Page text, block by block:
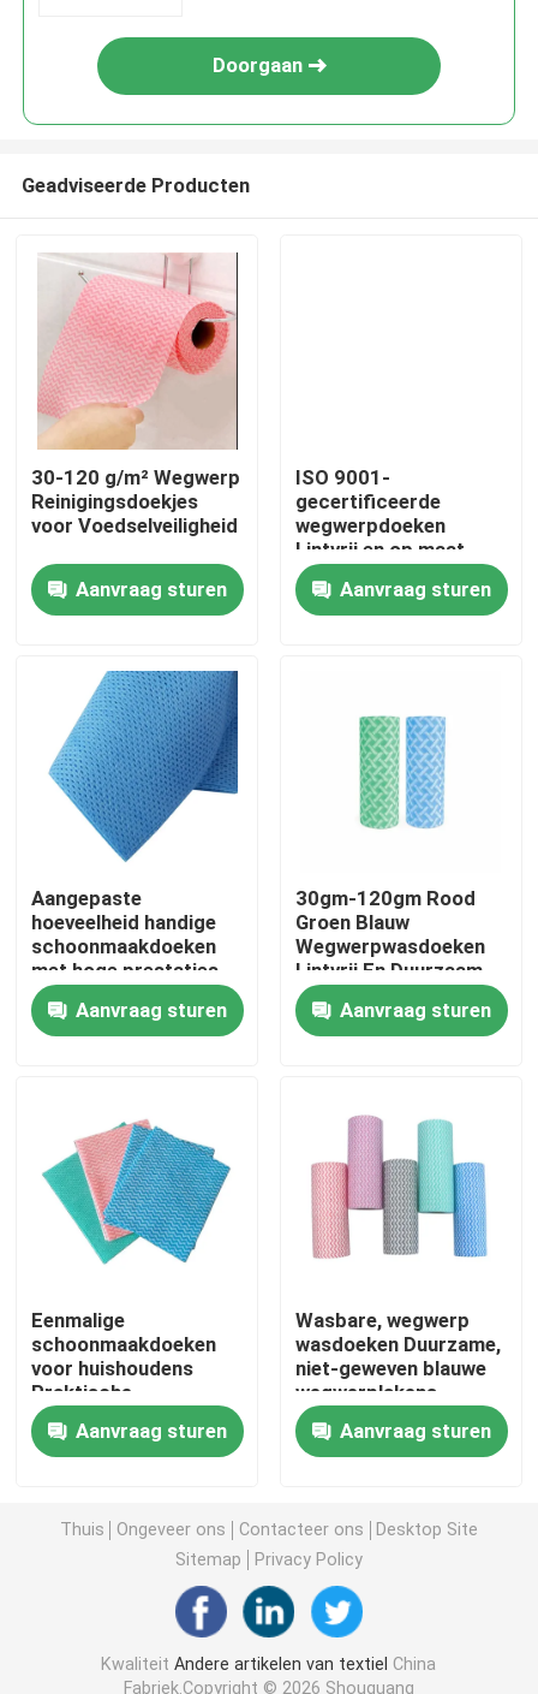
Thuis
Producten
Over ons
Fabriekstocht
Kwaliteitscontrole
Neem contact met ons op
Nieuws
Vraag een offerte
niet-geweven jumbo rollen
Niet-geweven Lijstdoek
Spunlace het Schoonmaken veegt af
Zware industriële doekjes
Het beschikbare Schoonmaken veegt af
Wippers voor de voedingssector
Keukendoeken voor eenmalig gebruik
Doorgaan
Geadviseerde Producten
30-120 g/m² Wegwerp
Reinigingsdoekjes
voor Voedselveiligheid
Aanvraag sturen
ISO 9001-
gecertificeerde
wegwerpdoeken
Lintvrij en op maat
voor optimale
reinigingAanvraag sturen
Aangepaste
hoeveelheid handige
schoonmaakdoeken
met hoge prestaties
en 2 jaar houdbaarheid
Aanvraag sturen
30gm-120gm Rood
Groen Blauw
Wegwerpwasdoeken
Lintvrij En Duurzaam
Voor Zware Reiniging
Aanvraag sturen
Eenmalige
schoonmaakdoeken
voor huishoudens
Praktische
multifunctie
Aanvraag sturen
Wasbare, wegwerp
wasdoeken Duurzame,
niet-geweven blauwe
wegwerplakens
Aanvraag sturen
Thuis Ongeveer ons Contacteer ons
Desktop Site
Sitemap
Privacy Policy
KwaliteitAndere artikelen van textiel China
Fabriek.Copyright © 2026 Shouguang